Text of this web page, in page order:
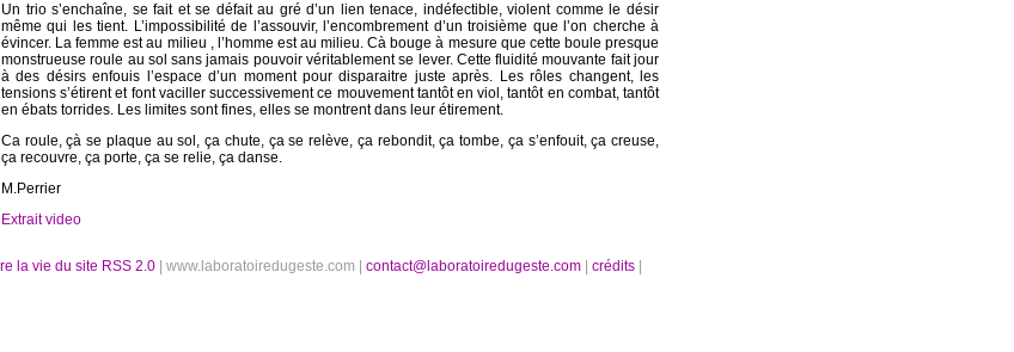
Un trio s’enchaîne, se fait et se défait au gré d’un lien tenace, indéfectible, violent comme le désir
même qui les tient. L’impossibilité de l’assouvir, l’encombrement d’un troisième que l’on cherche à
évincer. La femme est au milieu , l’homme est au milieu. Cà bouge à mesure que cette boule presque
monstrueuse roule au sol sans jamais pouvoir véritablement se lever. Cette fluidité mouvante fait jour
à des désirs enfouis l’espace d’un moment pour disparaitre juste après. Les rôles changent, les
tensions s’étirent et font vaciller successivement ce mouvement tantôt en viol, tantôt en combat, tantôt
en ébats torrides. Les limites sont fines, elles se montrent dans leur étirement.
Ca roule, çà se plaque au sol, ça chute, ça se relève, ça rebondit, ça tombe, ça s’enfouit, ça creuse,
ça recouvre, ça porte, ça se relie, ça danse.
M.Perrier
Extrait video
RSS 2.0 | www.laboratoiredugeste.com | contact@laboratoiredugeste.com crédits